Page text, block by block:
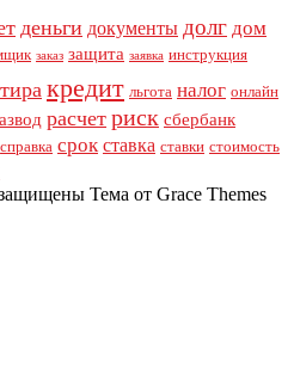
деньги документы долг дом
заказ защита заявка инструкция
кредит льгота налог онлайн
расчет риск сбербанк
справка срок ставка ставки стоимость
Тема от Grace Themes